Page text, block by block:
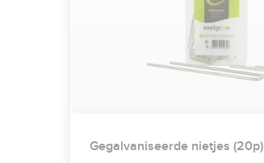
Gegalvaniseerde nietjes (20p)